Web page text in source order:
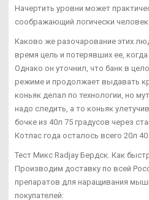
Начертить уровни может
соображающий логически человек.
Каково же разочарование этих
время цель и потерявших ее,
Однако он уточнил, что банк в
режиме и продолжает выдавать
коньяк делал по технологии, но
надо следить, а то коньяк
бочке из 40л 75 градусов через
Котлас года осталось всего 20л 40
Тест Микс Radjay Бердск. Как
Производим доставку по всей
препаратов для наращивания
покупателей: